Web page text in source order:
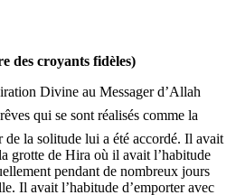
des croyants fidèles)
Divine au Messager d’Allah
de la solitude lui a été accordé. Il avait
grotte de Hira où il avait l’habitude
pendant de nombreux jours
Il avait l’habitude d’emporter avec